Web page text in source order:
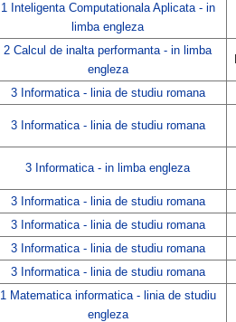
1 Inteligenta Computationala Aplicata - in
limba engleza
2 Calcul de inalta performanta - in limba
engleza
3 Informatica - linia de studiu romana
3 Informatica - linia de studiu romana
3 Informatica - in limba engleza
3 Informatica - linia de studiu romana
3 Informatica - linia de studiu romana
3 Informatica - linia de studiu romana
3 Informatica - linia de studiu romana
1 Matematica informatica - linia de studiu
engleza